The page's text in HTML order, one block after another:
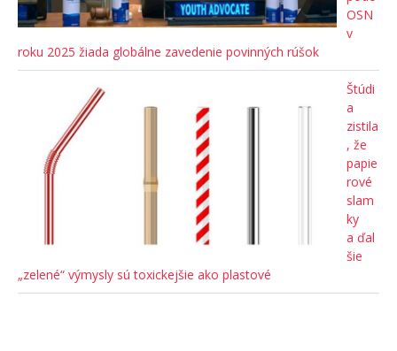
OSN
v
roku 2025 žiada globálne zavedenie povinných rúšok
Štúdi
a
zistila
, že
papie
rové
slam
ky
a ďal
šie
„zelené“ výmysly sú toxickejšie ako plastové